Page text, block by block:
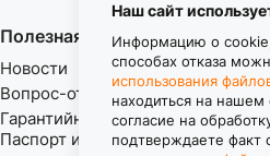
Полезная информация
Новости
Вопрос-ответ
Гарантийные обязательства.
Паспорт изделия.
Наш сайт
Информацию о
способах отказа
использования
находиться на
согласие на
подтверждаете факт